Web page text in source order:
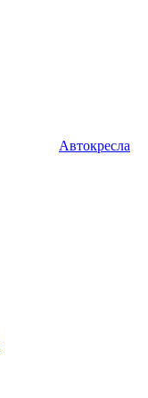
Автокресла